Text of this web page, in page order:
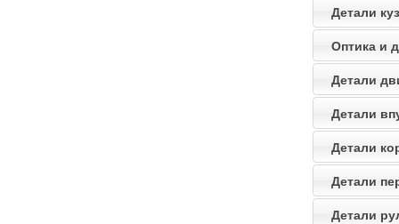
Детали
Оптика и
Детали
Детали
Детали
Детали
Детали